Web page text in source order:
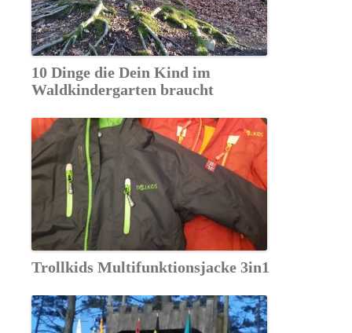
10 Dinge die Dein Kind im
Waldkindergarten braucht
Trollkids Multifunktionsjacke 3in1